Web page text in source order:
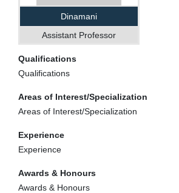
Dinamani
Assistant Professor
Qualifications
Qualifications
Areas of Interest/Specialization
Areas of Interest/Specialization
Experience
Experience
Awards & Honours
Awards & Honours